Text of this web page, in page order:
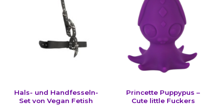
Hals- und Handfesseln-
Set von Vegan Fetish
Princette Puppypus –
Cute little Fuckers